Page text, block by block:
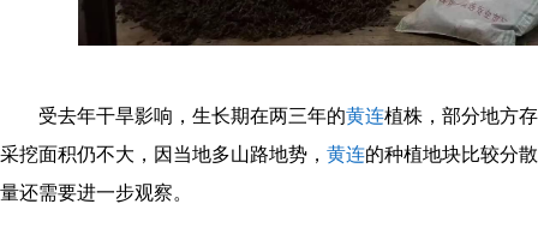
受去年干旱影响，生长期在两三年的黄连植株，部分地方
采挖面积仍不大，因当地多山路地势， 黄连的种植地块比较分
量还需要进一步观察。